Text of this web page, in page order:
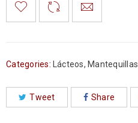
Categories: Lácteos, Mantequillas
Tweet Share